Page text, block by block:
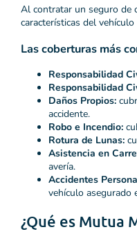
Al contratar un seguro de
características del
Las coberturas más
Responsabilidad
Responsabilidad
Daños Propios:
accidente.
Robo e Incendio:
Rotura de Lunas:
Asistencia en
avería.
Accidentes
vehículo asegurado
¿Qué es Mutua